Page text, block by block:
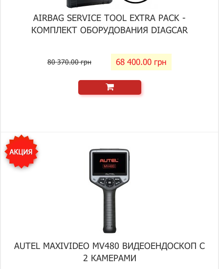
AIRBAG SERVICE TOOL EXTRA PACK -
КОМПЛЕКТ ОБОРУДОВАНИЯ DIAGCAR
80 370.00 грн 68 400.00 грн
AUTEL MAXIVIDEO MV480 ВИДЕОЕНДОСКОП С
2 КАМЕРАМИ